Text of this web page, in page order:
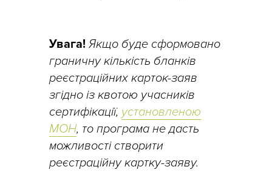
Увага! Якщо буде сформовано
граничну кількість бланків
реєстраційних карток-заяв
згідно із квотою учасників
сертифікації, установленою
МОН, то програма не дасть
можливості створити
реєстраційну картку-заяву.